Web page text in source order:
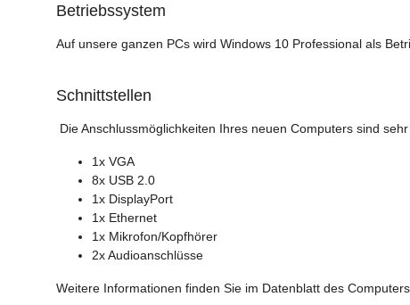
Betriebssystem
Auf unsere ganzen PCs wird Windows 10 Professional als
Schnittstellen
Die Anschlussmöglichkeiten Ihres neuen Computers sind sehr
1x VGA
8x USB 2.0
1x DisplayPort
1x Ethernet
1x Mikrofon/Kopfhörer
2x Audioanschlüsse
Weitere Informationen finden Sie im Datenblatt des Computers.